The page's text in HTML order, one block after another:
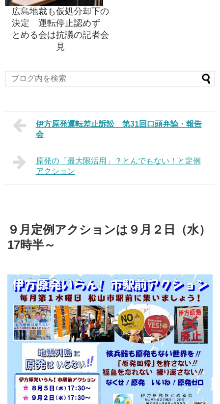
広島地裁も仮処分却下の
決定 運転停止認めず
とめる会は抗議の記者会
見
伊方原発運転差止訴訟 第31回口頭弁論・報告
会
原発の「最大限活用」？とんでもない！と定例
アクション
９月定例アクションは９月２日（水）
17時半～